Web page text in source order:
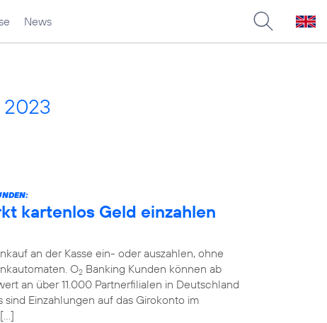
News
kartenlos Geld einzahlen
an der Kasse ein- oder auszahlen, ohne
O2 Banking Kunden können ab
an über 11.000 Partnerfilialen in Deutschland
sind Einzahlungen auf das Girokonto im